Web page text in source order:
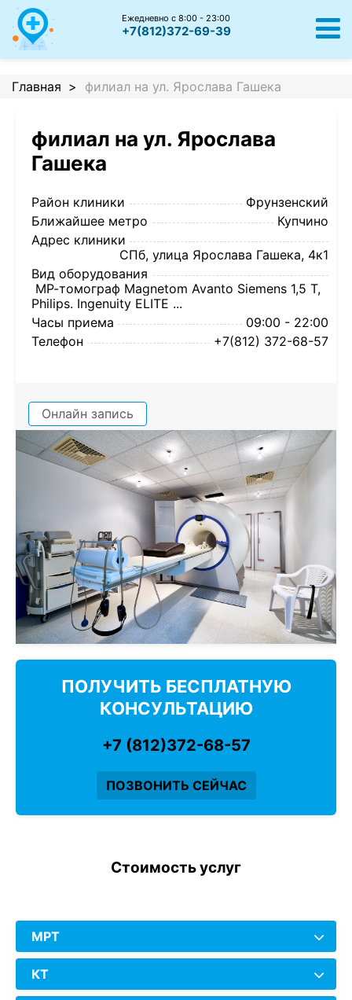
Ежедневно с 8:00 - 23:00
+7(812)372-69-39
Главная филиал на ул. Ярослава Гашека
филиал на ул. Ярослава
Гашека
Район клиники
Фрунзенский
Ближайшее метро
Купчино
Адрес клиники
СПб, улица Ярослава Гашека, 4к1
Вид оборудования
МР-томограф Magnetom Avanto Siemens 1,5 Т,
Philips. Ingenuity ELITE ...
Часы приема
09:00 - 22:00
Телефон
+7(812) 372-68-57
Онлайн запись
ПОЛУЧИТЬ БЕСПЛАТНУЮ
КОНСУЛЬТАЦИЮ
+7 (812)372-68-57
ПОЗВОНИТЬ СЕЙЧАС
Стоимость услуг
МРТ
КТ